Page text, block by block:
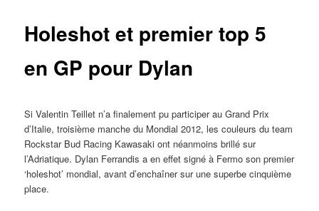
Holeshot et premier top 5
en GP pour Dylan
Si Valentin Teillet n’a finalement pu participer au Grand Prix
d’Italie, troisième manche du Mondial 2012, les couleurs du team
Rockstar Bud Racing Kawasaki ont néanmoins brillé sur
l’Adriatique. Dylan Ferrandis a en effet signé à Fermo son premier
‘holeshot’ mondial, avant d’enchaîner sur une superbe cinquième
place.